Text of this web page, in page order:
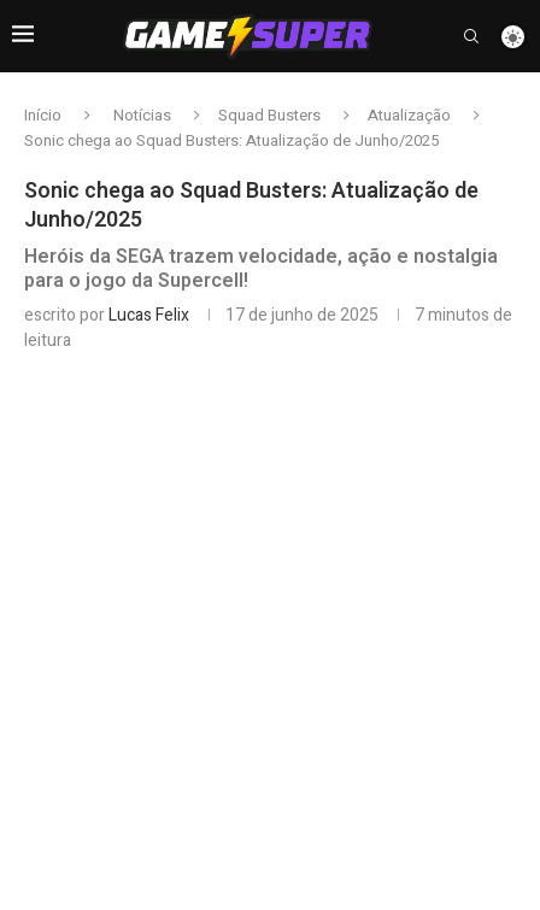
Início Notícias Squad Busters
Atualização
Sonic chega ao Squad Busters: Atualização de Junho/2025
Sonic chega ao Squad Busters: Atualização de
Junho/2025
Heróis da SEGA trazem velocidade, ação e nostalgia
para o jogo da Supercell!
escrito porLucas Felix 17 de junho de 2025
7 minutos de
leitura